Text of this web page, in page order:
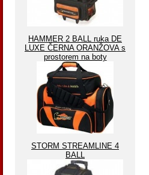
HAMMER 2 BALL ruka DE
LUXE ČERNA ORANŽOVA s
prostorem na boty
STORM STREAMLINE 4
BALL